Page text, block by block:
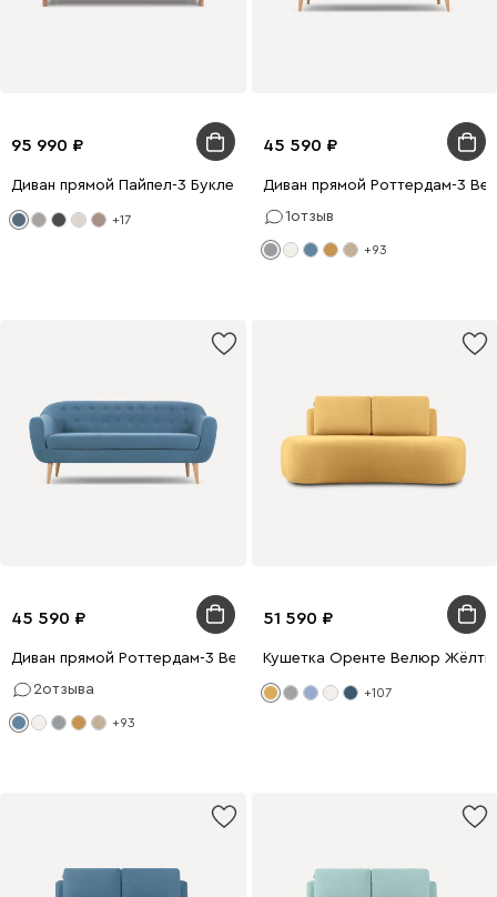
95 990
Диван прямой Пайпел-3 Букле Голубой
+17
45 590
Диван прямой Роттердам-3
1отзыв
+93
45 590
Диван прямой Роттердам-3 Вельвет Голубой
2отзыва
+93
51 590
Кушетка Оренте Велюр
+107